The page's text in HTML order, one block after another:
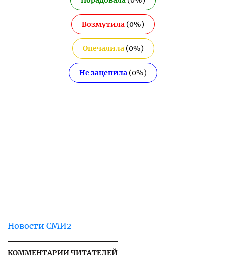
Возмутила (0%)
Опечалила(0%)
Не зацепила (0%)
Новости СМИ2
КОММЕНТАРИИ ЧИТАТЕЛЕЙ